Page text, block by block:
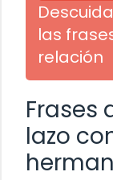
las
relación
Frases
lazo